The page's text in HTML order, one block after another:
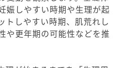
娠しやすい時期や生理が起
トしやすい時期、肌荒れし
や更年期の可能性などを推